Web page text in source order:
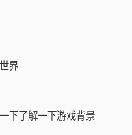
界
下了解一下游戏背景